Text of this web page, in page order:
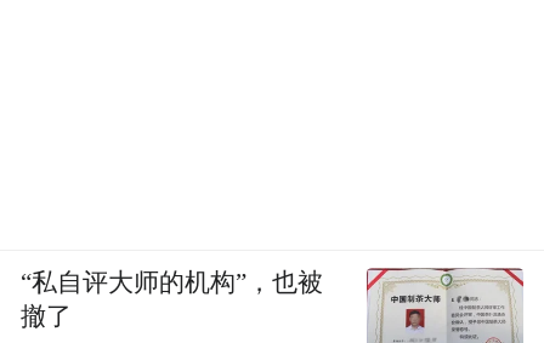
“私自评大师的机构”，也被
撤了